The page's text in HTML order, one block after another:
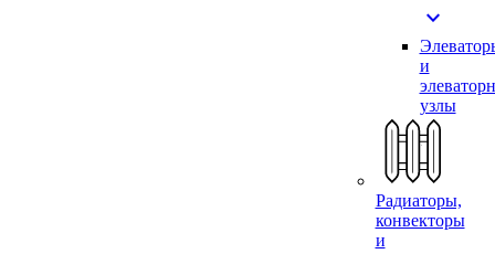
expand_more
и
узлы
Радиаторы,
конвекторы
и